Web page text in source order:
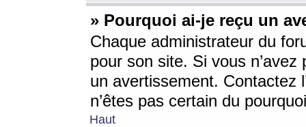
» Pourquoi ai-je reçu un
Chaque administrateur du
pour son site. Si vous
un avertissement. Contactez
n’êtes pas certain du
Haut